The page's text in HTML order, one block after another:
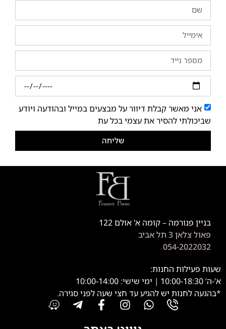
אני מאשר קבלת דיוור על מבצעים במייל ובהודעה ויודע
שביכולתי להסיר את עצמי בכל עת
שליחה
בניין פנורמה – קומה א' אולם 122
פאול צלאן 3 תל אביב
054-2022032
שעות פעילות החנות:
א’-ה’ 10:00-18:30 | ימי שישי: 10:00-14:00
*בהגעה לחנות יש להגיע עד חצי שעה לפני סגירה.